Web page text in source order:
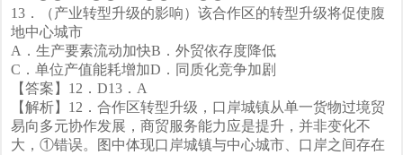
13．（产业转型升级的影响）该合作区的转型升级将促使腹
地中心城市
A．生产要素流动加快B．外贸依存度降低
C．单位产值能耗增加D．同质化竞争加剧
【答案】12．D13．A
【解析】12．合作区转型升级，口岸城镇从单一货物过境贸
易向多元协作发展，商贸服务能力应是提升，并非变化不
大，①错误。图中体现口岸城镇与中心城市、口岸之间存在